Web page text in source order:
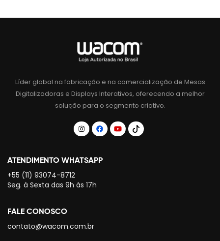
Líder global na fabricação e na comercialização de Mesas
Digitalizadoras e Displays Interativos, oferecendo a melhor
solução para o segmento criativo.
ATENDIMENTO WHATSAPP
+55 (11) 93074-8712
Seg. à Sexta das 9h às 17h
FALE CONOSCO
contato@wacom.com.br